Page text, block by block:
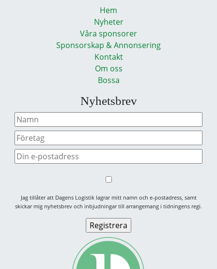
Hem
Nyheter
Våra sponsorer
Sponsorskap & Annonsering
Kontakt
Om oss
Bossa
Nyhetsbrev
Jag tillåter att Dagens Logistik lagrar mitt namn och e-postadress, samt
skickar mig nyhetsbrev och inbjudningar till arrangemang i tidningens regi.